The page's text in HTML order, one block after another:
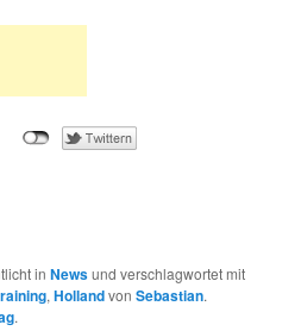
inNewsund verschlagwortet mit
,HollandvonSebastian.
.